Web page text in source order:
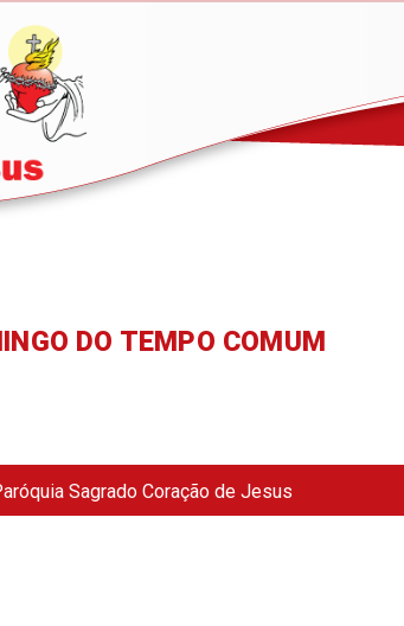
DO TEMPO COMUM
Sagrado Coração de Jesus